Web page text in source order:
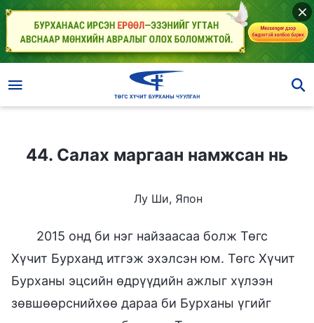
44. Салах маргаан намжсан нь
44. Салах маргаан намжсан нь
Лу Ши, Япон
2015 онд би нэг найзаасаа болж Төгс
Хүчит Бурханд итгэж эхэлсэн юм. Төгс Хүчит
Бурханы эцсийн өдрүүдийн ажлыг хүлээн
зөвшөөрснийхөө дараа би Бурханы үгийг